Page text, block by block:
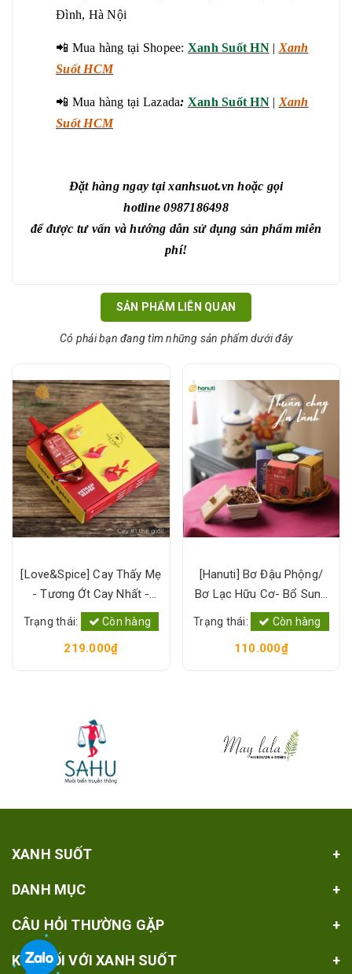
Đình, Hà Nội
📲 Mua hàng tại Shopee: Xanh Suốt HN| Xanh
Suốt HCM
📲 Mua hàng tại Lazada: Xanh Suốt HN| Xanh
Suốt HCM
Đặt hàng ngay tại xanhsuot.vn hoặc gọi
hotline 0987186498
để được tư vấn và hướng dẫn sử dụng sản phẩm miễn
phí!
SẢN PHẨM LIÊN QUAN
Có phải bạn đang tìm những sản phẩm dưới đây
[Love&Spice] Cay Thấy Mẹ
- Tương Ớt Cay Nhất -
100% Ớt Tưới Lên men-
Level 6 [Xanh Suốt]
Trạng thái: Còn hàng
219.000₫
[Hanuti] Bơ Đậu Phộng/
Bơ Lạc Hữu Cơ- Bổ Sung
Protein Thực Vật, Sạch
Lành, Tốt Sức Khỏe [Xanh
Suốt]
Trạng thái: Còn hàng
110.000₫
XANH SUỐT
DANH MỤC
CÂU HỎI THƯỜNG GẶP
KẾT NỐI VỚI XANH SUỐT